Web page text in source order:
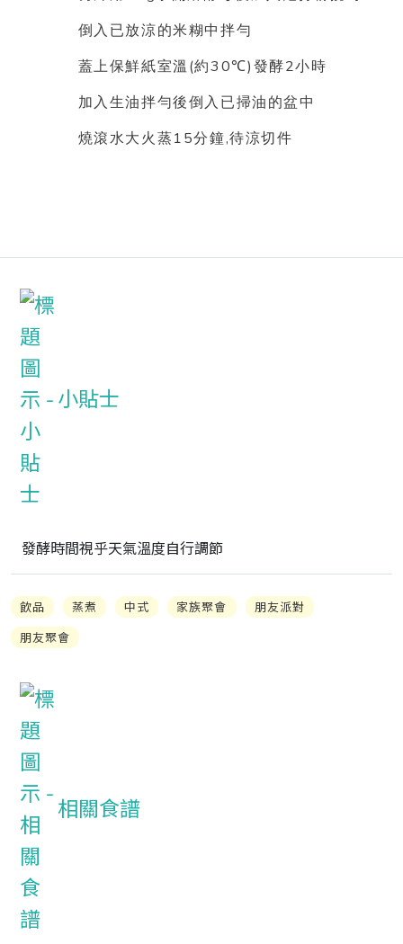
倒入已放涼的米糊中拌勻
蓋上保鮮紙室溫 (約30℃) 發酵2小時
加入生油拌勻後倒入已掃油的盆中
燒滾水大火蒸15分鐘,待涼切件
小貼士
發酵時間視乎天氣溫度自行調節
飲品 蒸煮 中式 家族聚會
朋友派對
朋友聚會
相關食譜